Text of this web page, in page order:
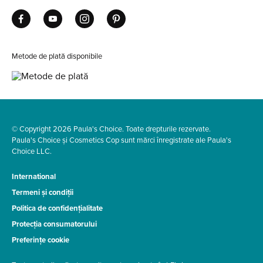
Metode de plată disponibile
© Copyright 2026 Paula's Choice. Toate drepturile rezervate.
Paula's Choice și Cosmetics Cop sunt mărci înregistrate ale Paula's
Choice LLC.
International
Termeni și condiții
Politica de confidențialitate
Protecția consumatorului
Preferințe cookie